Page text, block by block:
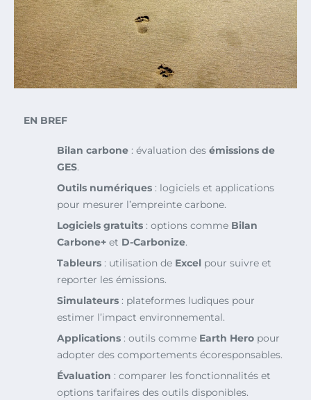
EN BREF
Bilan carbone : évaluation des émissions de
GES.
Outils numériques : logiciels et applications
pour mesurer l’empreinte carbone.
Logiciels gratuits : options comme Bilan
Carbone+ et D-Carbonize.
Tableurs : utilisation de Excel pour suivre et
reporter les émissions.
Simulateurs : plateformes ludiques pour
estimer l’impact environnemental.
Applications : outils comme Earth Hero pour
adopter des comportements écoresponsables.
Évaluation : comparer les fonctionnalités et
options tarifaires des outils disponibles.